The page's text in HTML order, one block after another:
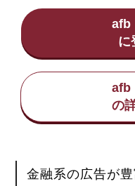
afb
afb
金融系の広告が